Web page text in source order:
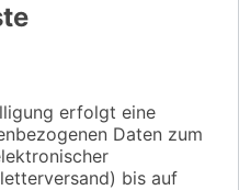
erfolgt eine
Daten zum
bis auf